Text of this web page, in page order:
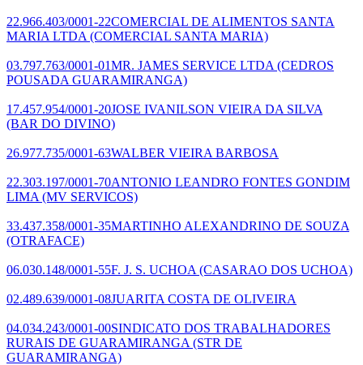
22.966.403/0001-22COMERCIAL DE ALIMENTOS SANTA
MARIA LTDA (COMERCIAL SANTA MARIA)
03.797.763/0001-01MR. JAMES SERVICE LTDA (CEDROS
POUSADA GUARAMIRANGA)
17.457.954/0001-20JOSE IVANILSON VIEIRA DA SILVA
(BAR DO DIVINO)
26.977.735/0001-63WALBER VIEIRA BARBOSA
22.303.197/0001-70ANTONIO LEANDRO FONTES GONDIM
LIMA (MV SERVICOS)
33.437.358/0001-35MARTINHO ALEXANDRINO DE SOUZA
(OTRAFACE)
06.030.148/0001-55F. J. S. UCHOA (CASARAO DOS UCHOA)
02.489.639/0001-08JUARITA COSTA DE OLIVEIRA
04.034.243/0001-00SINDICATO DOS TRABALHADORES
RURAIS DE GUARAMIRANGA (STR DE
GUARAMIRANGA)